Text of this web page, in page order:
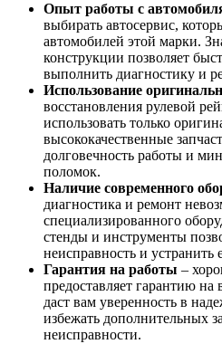
Опыт работы с
выбирать автосервис,
автомобилей этой марки.
конструкции позволяет
выполнить диагностику и
Использование
восстановления рулевой
использовать только
высококачественные
долговечность работы и
поломок.
Наличие современного
диагностика и ремонт
специализированного
стенды и инструменты
неисправность и устранить
Гарантия на работы –
предоставляет гарантию
даст вам уверенность в
избежать дополнительных
неисправности.